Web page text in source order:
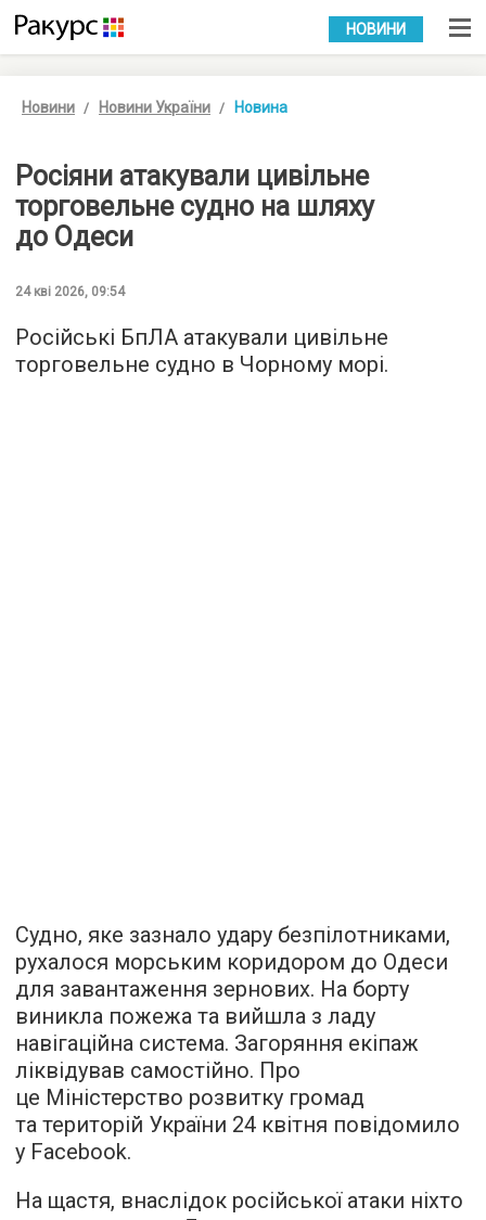
УКР РУС
НОВИНИ
Новини Новини України Новина
Росіяни атакували цивільне
торговельне судно на шляху
до Одеси
24 кві 2026, 09:54
Російські БпЛА атакували цивільне
торговельне судно в Чорному морі.
Судно, яке зазнало удару безпілотниками,
рухалося морським коридором до Одеси
для завантаження зернових. На борту
виникла пожежа та вийшла з ладу
навігаційна система. Загоряння екіпаж
ліквідував самостійно. Про
це Міністерство розвитку громад
та територій України 24 квітня повідомило
у Facebook.
На щастя, внаслідок російської атаки ніхто